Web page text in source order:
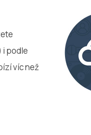
i podle
víc než